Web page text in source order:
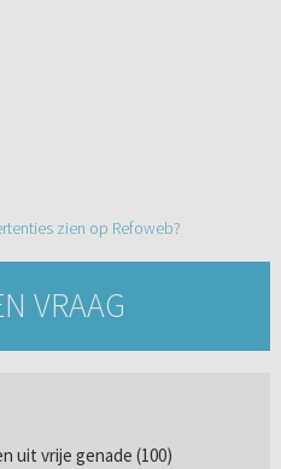
zien op Refoweb?
VRAAG
uit vrije genade (100)